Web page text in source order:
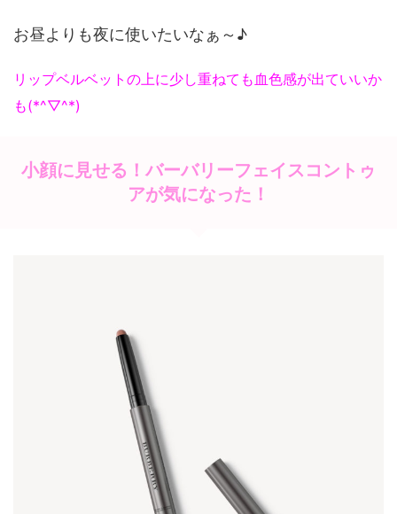
お昼よりも夜に使いたいなぁ～♪
リップベルベットの上に少し重ねても血色感が出ていいか
も(*^▽^*)
小顔に見せる！バーバリーフェイスコントゥ
アが気になった！